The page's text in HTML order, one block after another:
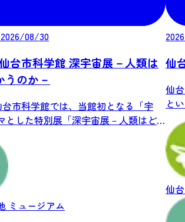
08/30
台市科学館 深宇宙展－人類は
うのか－
台市科学館では、当館初となる「宇
とした特別展「深宇宙展－人類はど
ミュージアム
仙
仙
と
仙